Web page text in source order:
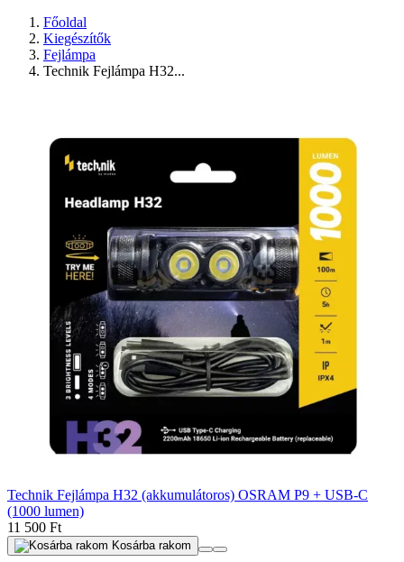
Főoldal
Kiegészítők
Fejlámpa
Technik Fejlámpa H32...
Technik Fejlámpa H32 (akkumulátoros) OSRAM P9 + USB-C
(1000 lumen)
11 500 Ft
Kosárba rakom